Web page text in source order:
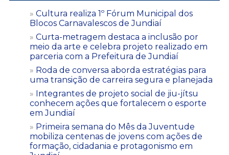
Cultura realiza 1º Fórum Municipal dos
Blocos Carnavalescos de Jundiaí
Curta-metragem destaca a inclusão por
meio da arte e celebra projeto realizado em
parceria com a Prefeitura de Jundiaí
Roda de conversa aborda estratégias para
uma transição de carreira segura e planejada
Integrantes de projeto social de jiu-jítsu
conhecem ações que fortalecem o esporte
em Jundiaí
Primeira semana do Mês da Juventude
mobiliza centenas de jovens com ações de
formação, cidadania e protagonismo em